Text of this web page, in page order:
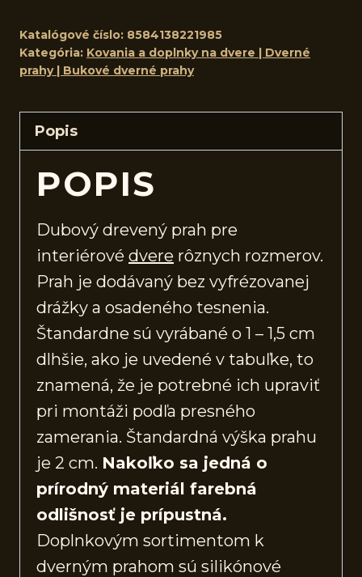
Katalógové číslo: 8584138221985
Kategória: Kovania a doplnky na dvere | Dverné
prahy | Bukové dverné prahy
Popis
POPIS
Dubový drevený prah pre
interiérové dvere rôznych rozmerov.
Prah je dodávaný bez vyfrézovanej
drážky a osadeného tesnenia.
Štandardne sú vyrábané o 1 – 1,5 cm
dlhšie, ako je uvedené v tabuľke, to
znamená, že je potrebné ich upraviť
pri montáži podľa presného
zamerania. Štandardná výška prahu
je 2 cm. Nakoľko sa jedná o
prírodný materiál farebná
odlišnosť je prípustná.
Doplnkovým sortimentom k
dverným prahom sú silikónové